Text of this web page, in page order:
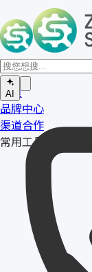
AI
首页
品牌中心
渠道合作
常用工具